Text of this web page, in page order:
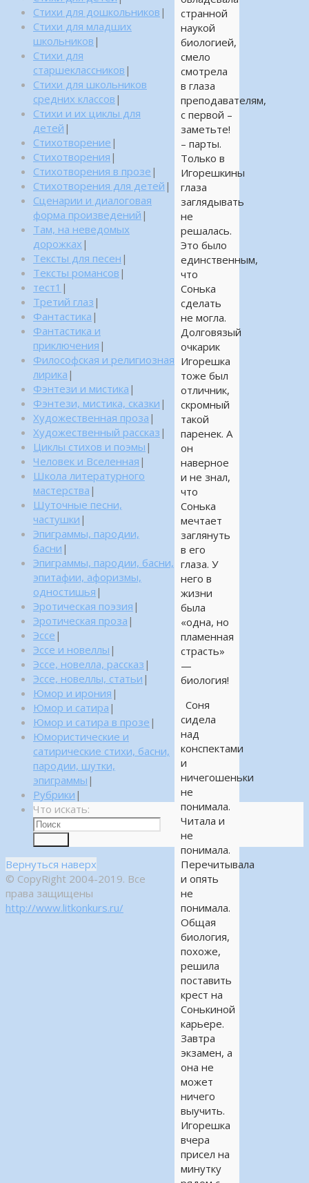
странной
наукой
биологией,
смело
смотрела
в глаза
преподавателям,
с первой –
заметьте!
– парты.
Только в
Игорешкины
глаза
заглядывать
не
решалась.
Это было
единственным,
что
Сонька
сделать
не могла.
Долговязый
очкарик
Игорешка
тоже был
отличник,
скромный
такой
паренек. А
он
наверное
и не знал,
что
Сонька
мечтает
заглянуть
в его
глаза. У
него в
жизни
была
«одна, но
пламенная
страсть»
—
биология!
Соня
сидела
над
конспектами
и
ничегошеньки
не
понимала.
Читала и
не
понимала.
Перечитывала
и опять
не
понимала.
Общая
биология,
похоже,
решила
поставить
крест на
Сонькиной
карьере.
Завтра
экзамен, а
она не
может
ничего
выучить.
Игорешка
вчера
присел на
минутку
Стихи для дошкольников |
Стихи для младших
школьников |
Стихи для
старшеклассников |
Стихи для школьников
средних классов |
Стихи и их циклы для
детей |
Стихотворение |
Стихотворения |
Стихотворения в прозе |
Стихотворения для детей |
Сценарии и диалоговая
форма произведений |
Там, на неведомых
дорожках |
Тексты для песен |
Тексты романсов |
тест1 |
Третий глаз |
Фантастика |
Фантастика и
приключения |
Философская и религиозная
лирика |
Фэнтези и мистика |
Фэнтези, мистика, сказки |
Художественная проза |
Художественный рассказ |
Циклы стихов и поэмы |
Человек и Вселенная |
Школа литературного
мастерства |
Шуточные песни,
частушки |
Эпиграммы, пародии,
басни |
Эпиграммы, пародии, басни,
эпитафии, афоризмы,
одностишья |
Эротическая поэзия |
Эротическая проза |
Эссе |
Эссе и новеллы |
Эссе, новелла, рассказ |
Эссе, новеллы, статьи |
Юмор и ирония |
Юмор и сатира |
Юмор и сатира в прозе |
Юмористические и
сатирические стихи, басни,
пародии, шутки,
эпиграммы |
Рубрики |
Что искать:
Вернуться наверх
© CopyRight 2004-2019. Все
права защищены
http://www.litkonkurs.ru/